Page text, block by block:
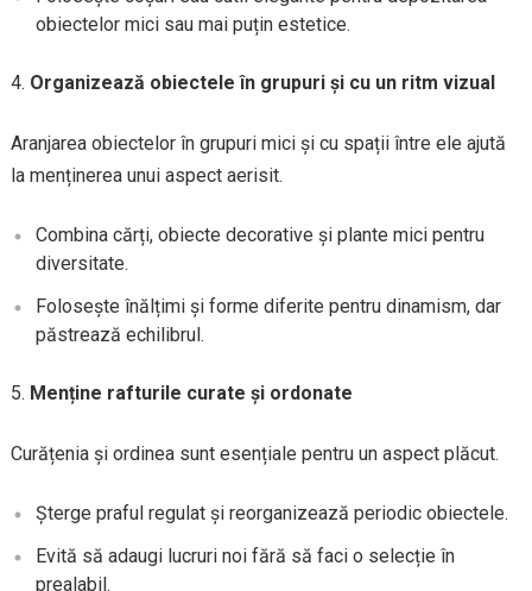
obiectelor mici sau mai puțin estetice.
Organizează obiectele în grupuri și cu un ritm vizual
Aranjarea obiectelor în grupuri mici și cu spații între ele ajută
la menținerea unui aspect aerisit.
Combina cărți, obiecte decorative și plante mici pentru
diversitate.
Folosește înălțimi și forme diferite pentru dinamism, dar
păstrează echilibrul.
Menține rafturile curate și ordonate
Curățenia și ordinea sunt esențiale pentru un aspect plăcut.
Șterge praful regulat și reorganizează periodic obiectele.
Evită să adaugi lucruri noi fără să faci o selecție în
prealabil.